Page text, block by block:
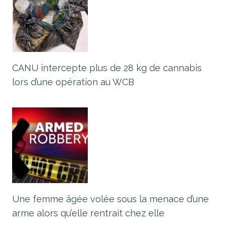
CANU intercepte plus de 28 kg de cannabis
lors d’une opération au WCB
Une femme âgée volée sous la menace d’une
arme alors qu’elle rentrait chez elle